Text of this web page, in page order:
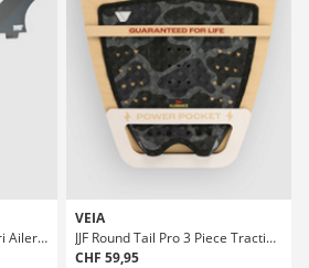
II MF Neo Carbon Large Tri Aileron
VEIA
JJF Round Tail Pro 3 Piece Traction Rembourrage
CHF 59,95